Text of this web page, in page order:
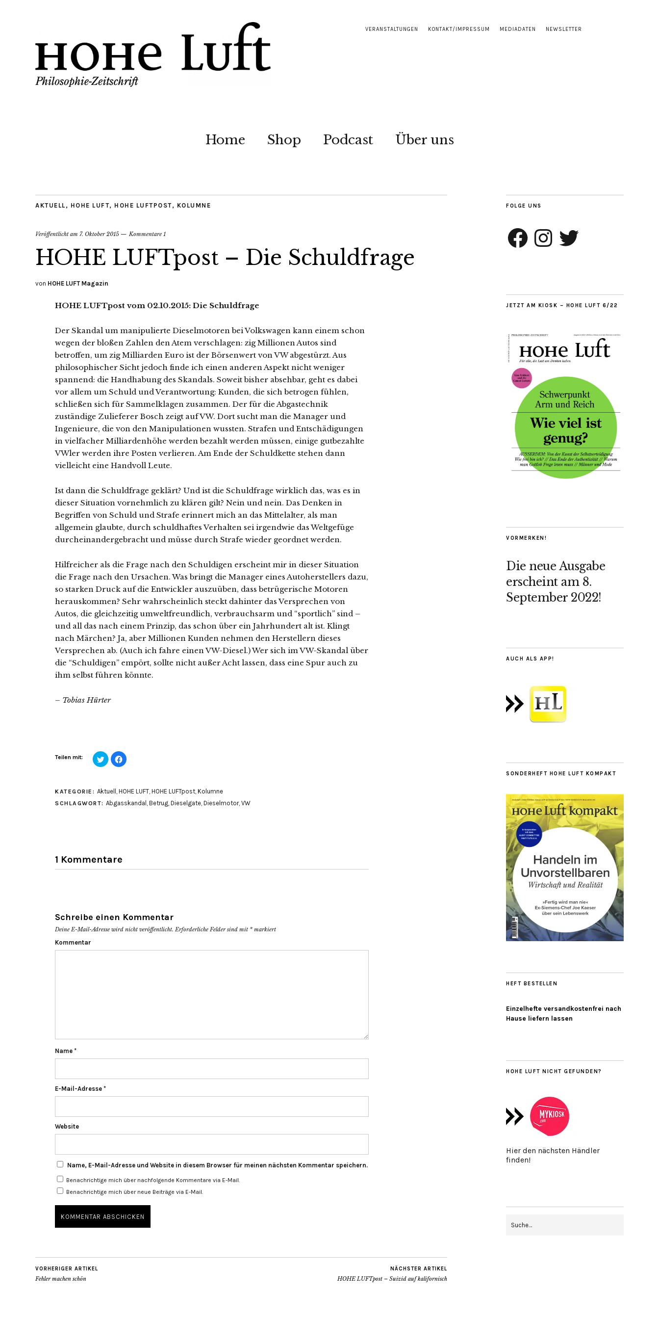
VERANSTALTUNGEN KONTAKT/IMPRESSUM MEDIADATEN NEWSLETTER
Home Shop Podcast Über uns
AKTUELL , HOHE LUFT, HOHE LUFTPOST, KOLUMNE
Veröffentlicht am 7. Oktober 2015 Kommentare 1
HOHE LUFTpost – Die Schuldfrage
von HOHE LUFT Magazin
HOHE LUFTpost vom 02.10.2015: Die Schuldfrage
Der Skandal um manipulierte Dieselmotoren bei Volkswagen kann einem schon
wegen der bloßen Zahlen den Atem verschlagen: zig Millionen Autos sind
betroffen, um zig Milliarden Euro ist der Börsenwert von VW abgestürzt. Aus
philosophischer Sicht jedoch finde ich einen anderen Aspekt nicht weniger
spannend: die Handhabung des Skandals. Soweit bisher absehbar, geht es dabei
vor allem um Schuld und Verantwortung: Kunden, die sich betrogen fühlen,
schließen sich für Sammelklagen zusammen. Der für die Abgastechnik
zuständige Zulieferer Bosch zeigt auf VW. Dort sucht man die Manager und
Ingenieure, die von den Manipulationen wussten. Strafen und Entschädigungen
in vielfacher Milliardenhöhe werden bezahlt werden müssen, einige gutbezahlte
VWler werden ihre Posten verlieren. Am Ende der Schuldkette stehen dann
vielleicht eine Handvoll Leute.
Ist dann die Schuldfrage geklärt? Und ist die Schuldfrage wirklich das, was es in
dieser Situation vornehmlich zu klären gilt? Nein und nein. Das Denken in
Begriffen von Schuld und Strafe erinnert mich an das Mittelalter, als man
allgemein glaubte, durch schuldhaftes Verhalten sei irgendwie das Weltgefüge
durcheinandergebracht und müsse durch Strafe wieder geordnet werden.
Hilfreicher als die Frage nach den Schuldigen erscheint mir in dieser Situation
die Frage nach den Ursachen. Was bringt die Manager eines Autoherstellers dazu,
so starken Druck auf die Entwickler auszuüben, dass betrügerische Motoren
herauskommen? Sehr wahrscheinlich steckt dahinter das Versprechen von
Autos, die gleichzeitig umweltfreundlich, verbrauchsarm und “sportlich” sind –
und all das nach einem Prinzip, das schon über ein Jahrhundert alt ist. Klingt
nach Märchen? Ja, aber Millionen Kunden nehmen den Herstellern dieses
Versprechen ab. (Auch ich fahre einen VW-Diesel.) Wer sich im VW-Skandal über
die “Schuldigen” empört, sollte nicht außer Acht lassen, dass eine Spur auch zu
ihm selbst führen könnte.
– Tobias Hürter
Teilen mit: Klick,
um
über
teilen
(Wird
in
neuem
Klick,
um
(Wird
in
neuem
KATEGORIE: Aktuell , HOHE LUFT, HOHE LUFTpost, Kolumne
SCHLAGWORT: Abgasskandal , Betrug, Dieselgate, Dieselmotor, VW
1 Kommentare
Schreibe einen Kommentar
Deine E-Mail-Adresse wird nicht veröffentlicht. Erforderliche Felder sind mit * markiert
Kommentar
Name *
E-Mail-Adresse *
Website
Name, E-Mail-Adresse und Website in diesem Browser für meinen nächsten Kommentar speichern.
Benachrichtige mich über nachfolgende Kommentare via E-Mail.
Benachrichtige mich über neue Beiträge via E-Mail.
VORHERIGER ARTIKEL
Fehler machen schön
NÄCHSTER ARTIKEL
HOHE LUFTpost – Suizid auf kalifornisch
FOLGE UNS
Facebook InstagramTwitter
JETZT AM KIOSK – HOHE LUFT 6/22
VORMERKEN!
Die neue Ausgabe
erscheint am 8.
September 2022!
AUCH ALS APP!
SONDERHEFT HOHE LUFT KOMPAKT
HEFT BESTELLEN
Einzelhefte versandkostenfrei nach
Hause liefern lassen
HOHE LUFT NICHT GEFUNDEN?
Hier den nächsten Händler
finden!